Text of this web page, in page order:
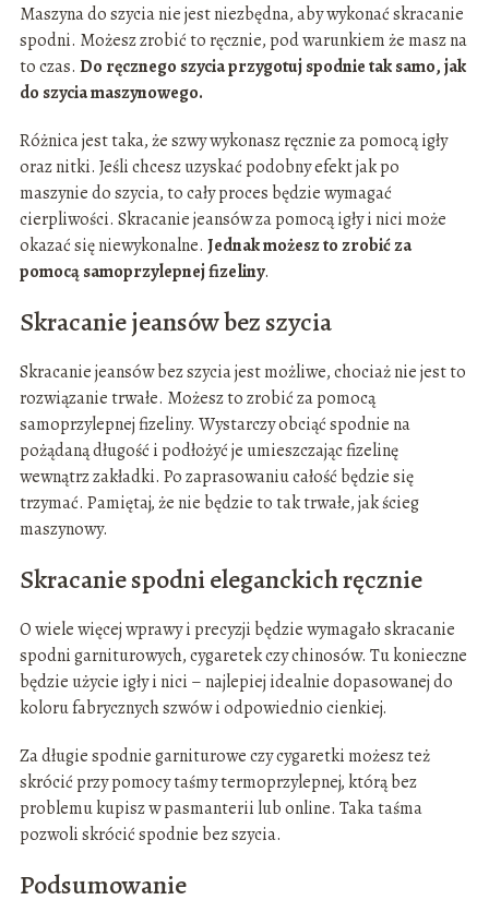
Maszyna do szycia nie jest niezbędna, aby wykonać skracanie
spodni. Możesz zrobić to ręcznie, pod warunkiem że masz na
to czas. Do ręcznego szycia przygotuj spodnie tak samo, jak
do szycia maszynowego.
Różnica jest taka, że szwy wykonasz ręcznie za pomocą igły
oraz nitki. Jeśli chcesz uzyskać podobny efekt jak po
maszynie do szycia, to cały proces będzie wymagać
cierpliwości. Skracanie jeansów za pomocą igły i nici może
okazać się niewykonalne. Jednak możesz to zrobić za
pomocą samoprzylepnej fizeliny.
Skracanie jeansów bez szycia
Skracanie jeansów bez szycia jest możliwe, chociaż nie jest to
rozwiązanie trwałe. Możesz to zrobić za pomocą
samoprzylepnej fizeliny. Wystarczy obciąć spodnie na
pożądaną długość i podłożyć je umieszczając fizelinę
wewnątrz zakładki. Po zaprasowaniu całość będzie się
trzymać. Pamiętaj, że nie będzie to tak trwałe, jak ścieg
maszynowy.
Skracanie spodni eleganckich ręcznie
O wiele więcej wprawy i precyzji będzie wymagało skracanie
spodni garniturowych, cygaretek czy chinosów. Tu konieczne
będzie użycie igły i nici – najlepiej idealnie dopasowanej do
koloru fabrycznych szwów i odpowiednio cienkiej.
Za długie spodnie garniturowe czy cygaretki możesz też
skrócić przy pomocy taśmy termoprzylepnej, którą bez
problemu kupisz w pasmanterii lub online. Taka taśma
pozwoli skrócić spodnie bez szycia.
Podsumowanie